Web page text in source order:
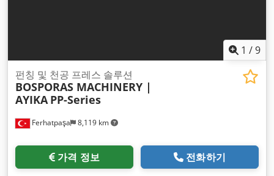
1 /9
Ferhatpaşa 8,119 km
펀칭 및 천공 프레스 솔루션
BOSPORAS MACHINERY |
AYIKA PP-Series
가격 정보 전화하기